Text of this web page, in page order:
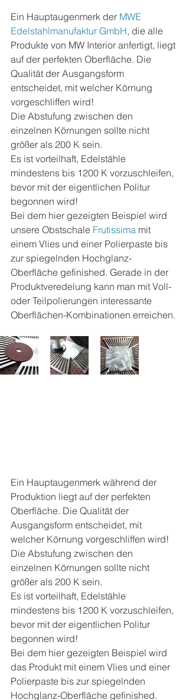
Ein Hauptaugenmerk der MWE
Edelstahlmanufaktur GmbH, die alle
Produkte von MW Interior anfertigt, liegt
auf der perfekten Oberfläche. Die
Qualität der Ausgangsform
entscheidet, mit welcher Körnung
vorgeschliffen wird!
Die Abstufung zwischen den
einzelnen Körnungen sollte nicht
größer als 200 K sein.
Es ist vorteilhaft, Edelstähle
mindestens bis 1200 K vorzuschleifen,
bevor mit der eigentlichen Politur
begonnen wird!
Bei dem hier gezeigten Beispiel wird
unsere Obstschale Frutissima mit
einem Vlies und einer Polierpaste bis
zur spiegelnden Hochglanz-
Oberfläche gefinished. Gerade in der
Produktveredelung kann man mit Voll-
oder Teilpolierungen interessante
Oberflächen-Kombinationen erreichen.
Ein Hauptaugenmerk während der
Produktion liegt auf der perfekten
Oberfläche. Die Qualität der
Ausgangsform entscheidet, mit
welcher Körnung vorgeschliffen wird!
Die Abstufung zwischen den
einzelnen Körnungen sollte nicht
größer als 200 K sein.
Es ist vorteilhaft, Edelstähle
mindestens bis 1200 K vorzuschleifen,
bevor mit der eigentlichen Politur
begonnen wird!
Bei dem hier gezeigten Beispiel wird
das Produkt mit einem Vlies und einer
Polierpaste bis zur spiegelnden
Hochglanz-Oberfläche gefinished.